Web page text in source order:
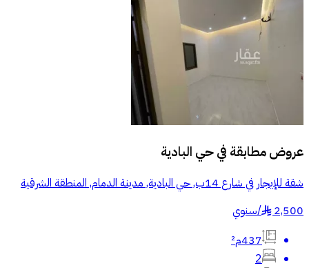
عروض مطابقة فيحي البادية
شقة للإيجار في شارع 14ب, حي البادية, مدينة الدمام, المنطقة الشرقية
2,500
§
/سنوي
437م²
2